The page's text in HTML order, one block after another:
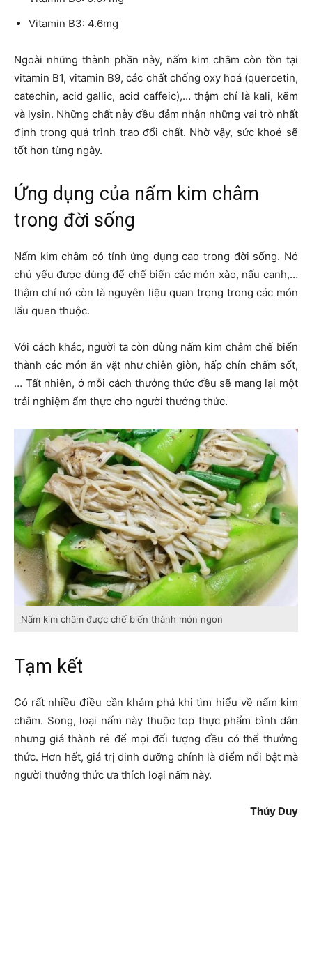
Vitamin B3: 4.6mg
Ngoài những thành phần này, nấm kim châm còn tồn tại
vitamin B1, vitamin B9, các chất chống oxy hoá (quercetin,
catechin, acid gallic, acid caffeic),… thậm chí là kali, kẽm
và lysin. Những chất này đều đảm nhận những vai trò nhất
định trong quá trình trao đổi chất. Nhờ vậy, sức khoẻ sẽ
tốt hơn từng ngày.
Ứng dụng của nấm kim châm
trong đời sống
Nấm kim châm có tính ứng dụng cao trong đời sống. Nó
chủ yếu được dùng để chế biến các món xào, nấu canh,…
thậm chí nó còn là nguyên liệu quan trọng trong các món
lẩu quen thuộc.
Với cách khác, người ta còn dùng nấm kim châm chế biến
thành các món ăn vặt như chiên giòn, hấp chín chấm sốt,
… Tất nhiên, ở mỗi cách thưởng thức đều sẽ mang lại một
trải nghiệm ẩm thực cho người thưởng thức.
Nấm kim châm được chế biến thành món ngon
Tạm kết
Có rất nhiều điều cần khám phá khi tìm hiểu về nấm kim
châm. Song, loại nấm này thuộc top thực phẩm bình dân
nhưng giá thành rẻ để mọi đối tượng đều có thể thưởng
thức. Hơn hết, giá trị dinh dưỡng chính là điểm nổi bật mà
người thưởng thức ưa thích loại nấm này.
Thúy Duy